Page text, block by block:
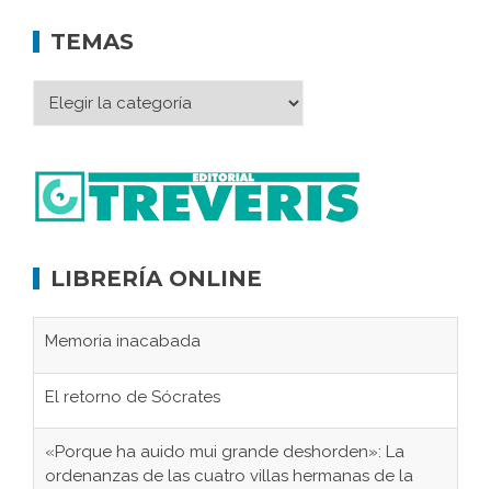
TEMAS
LIBRERÍA ONLINE
Memoria inacabada
El retorno de Sócrates
«Porque ha auido mui grande deshorden»: La
ordenanzas de las cuatro villas hermanas de la